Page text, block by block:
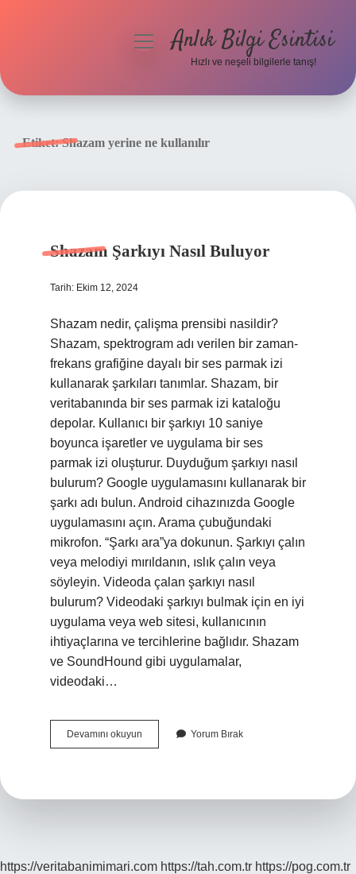
menüyüAnlık Bilgi Esintisi
Hızlı ve neşeli bilgilerle tanış!
Etiket:Shazam yerine ne kullanılır
Shazam Şarkıyı Nasıl Buluyor
Tarih: Ekim 12, 2024
Shazam nedir, çalişma prensibi nasildir?
Shazam, spektrogram adı verilen bir zaman-
frekans grafiğine dayalı bir ses parmak izi
kullanarak şarkıları tanımlar. Shazam, bir
veritabanında bir ses parmak izi kataloğu
depolar. Kullanıcı bir şarkıyı 10 saniye
boyunca işaretler ve uygulama bir ses
parmak izi oluşturur. Duyduğum şarkıyı nasıl
bulurum? Google uygulamasını kullanarak bir
şarkı adı bulun. Android cihazınızda Google
uygulamasını açın. Arama çubuğundaki
mikrofon. “Şarkı ara”ya dokunun. Şarkıyı çalın
veya melodiyi mırıldanın, ıslık çalın veya
söyleyin. Videoda çalan şarkıyı nasıl
bulurum? Videodaki şarkıyı bulmak için en iyi
uygulama veya web sitesi, kullanıcının
ihtiyaçlarına ve tercihlerine bağlıdır. Shazam
ve SoundHound gibi uygulamalar,
videodaki…
Devamını okuyun Shazam
Şarkıyı
Yorum Bırak
https://veritabanimimari.com https://tah.com.tr https://pog.com.tr